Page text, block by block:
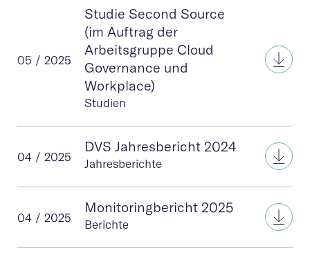
05 / 2025
Studie Second Source
(im Auftrag der
Arbeitsgruppe Cloud
Governance und
Workplace)
Studien
04 / 2025
DVS Jahresbericht 2024
Jahresberichte
04 / 2025
Monitoringbericht 2025
Berichte